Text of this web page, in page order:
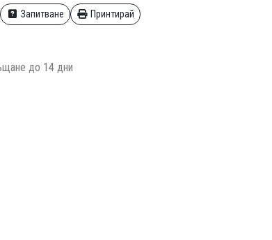
Запитване Принтирай
до 14 дни